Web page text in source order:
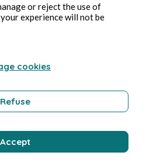
or reject the use of
experience will not be
cookies
Refuse
Accept